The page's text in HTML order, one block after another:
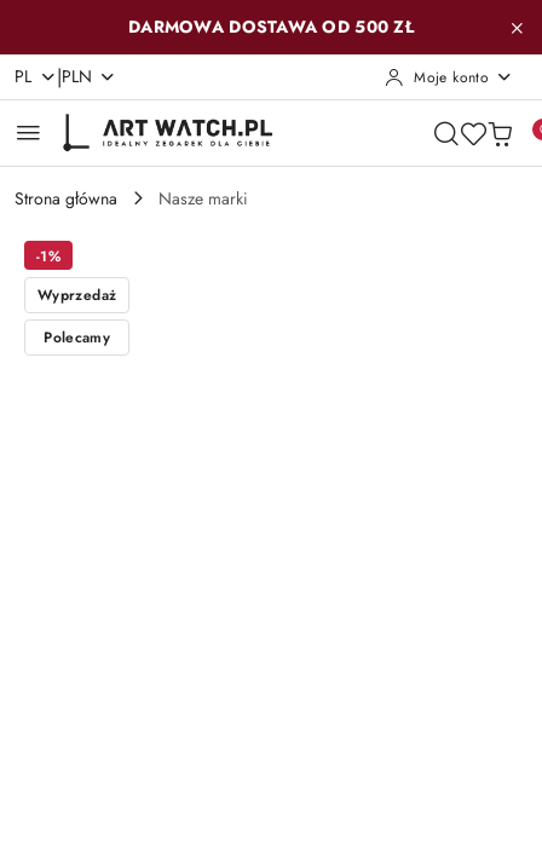
Przejdź do treści głównej
Przejdź do wyszukiwarki
Przejdź do moje konto
Przejdź do menu głównego
Przejdź do opisu produktu
Przejdź do stopkiDARMOWA DOSTAWA OD 500 ZŁ
PL |PLN Moje konto
Strona główna Nasze marki
-1%
Wyprzedaż
Polecamy